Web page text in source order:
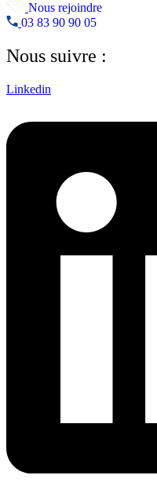
Nous rejoindre
03 83 90 90 05
Nous suivre :
Linkedin